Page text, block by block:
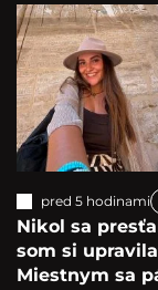
pred 5 hodinami
Nikol sa
som si
Miestnym sa